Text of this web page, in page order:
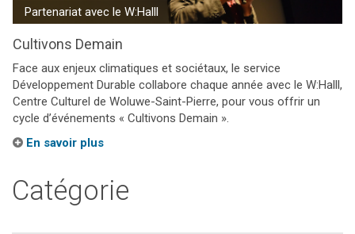
Partenariat avec le W:Halll
Cultivons Demain
Face aux enjeux climatiques et sociétaux, le service
Développement Durable collabore chaque année avec le W:Halll,
Centre Culturel de Woluwe-Saint-Pierre, pour vous offrir un
cycle d’événements « Cultivons Demain ».
En savoir plus
Catégorie